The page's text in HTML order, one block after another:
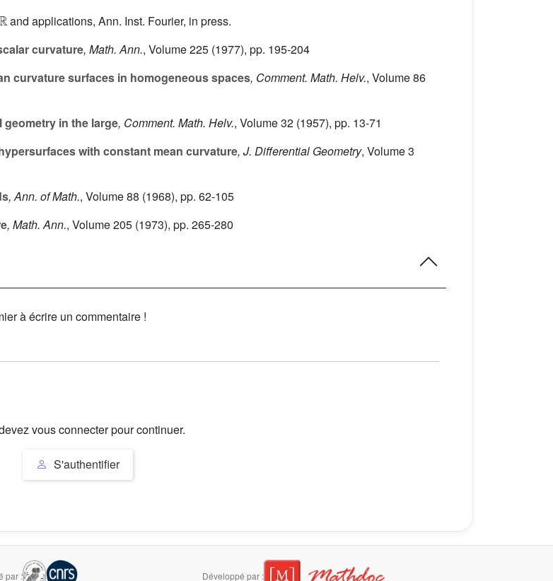
and applications, Ann. Inst. Fourier, in press.
curvature, Math. Ann., Volume 225 (1977), pp. 195-204
curvature surfaces in homogeneous spaces, Comment. Math. Helv., Volume 86
in the large, Comment. Math. Helv., Volume 32 (1957), pp. 13-71
with constant mean curvature, J. Differential Geometry, Volume 3
, Ann. of Math., Volume 88 (1968), pp. 62-105
, Math. Ann., Volume 205 (1973), pp. 265-280
à écrire un commentaire !
vous connecter pour continuer.
S'authentifier
par : Développé par :